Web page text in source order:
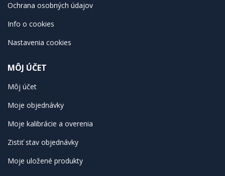
Ochrana osobných údajov
Info o cookies
Nastavenia cookies
MÔJ ÚČET
Môj účet
Moje objednávky
Moje kalibrácie a overenia
Zistiť stav objednávky
Moje uložené produkty